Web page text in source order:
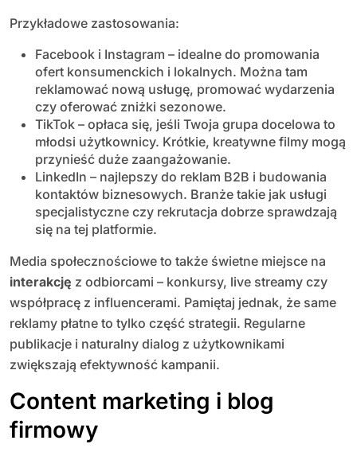
Przykładowe zastosowania:
Facebook i Instagram – idealne do promowania
ofert konsumenckich i lokalnych. Można tam
reklamować nową usługę, promować wydarzenia
czy oferować zniżki sezonowe.
TikTok – opłaca się, jeśli Twoja grupa docelowa to
młodsi użytkownicy. Krótkie, kreatywne filmy mogą
przynieść duże zaangażowanie.
LinkedIn – najlepszy do reklam B2B i budowania
kontaktów biznesowych. Branże takie jak usługi
specjalistyczne czy rekrutacja dobrze sprawdzają
się na tej platformie.
Media społecznościowe to także świetne miejsce na
interakcję z odbiorcami – konkursy, live streamy czy
współpracę z influencerami. Pamiętaj jednak, że same
reklamy płatne to tylko część strategii. Regularne
publikacje i naturalny dialog z użytkownikami
zwiększają efektywność kampanii.
Content marketing i blog
firmowy